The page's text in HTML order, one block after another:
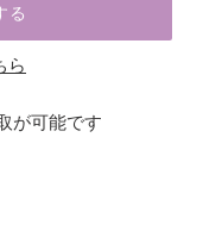
る
ら
が可能です